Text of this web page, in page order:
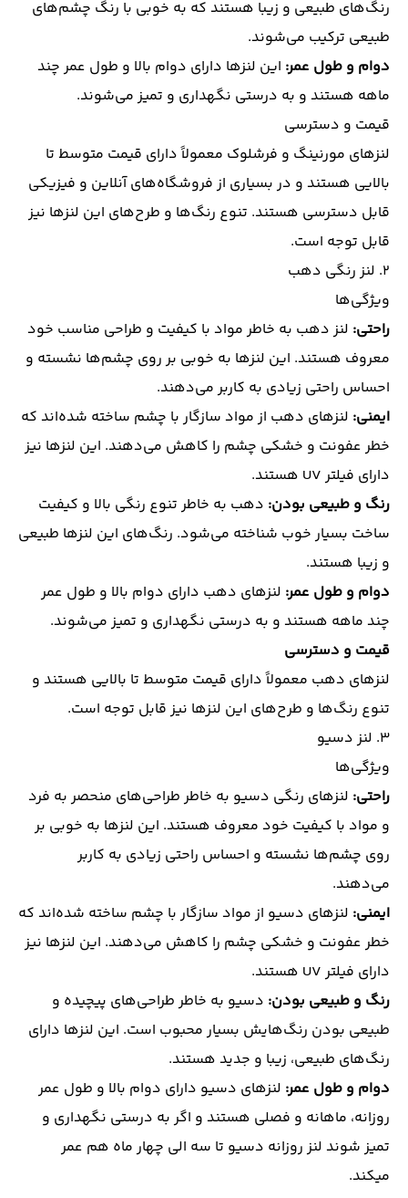
رنگ‌های طبیعی و زیبا هستند که به خوبی با رنگ چشم‌های
طبیعی ترکیب می‌شوند.
دوام و طول عمر: این لنزها دارای دوام بالا و طول عمر چند
ماهه هستند و به درستی نگهداری و تمیز می‌شوند.
قیمت و دسترسی
لنزهای مورنینگ و فرشلوک معمولاً دارای قیمت متوسط تا
بالایی هستند و در بسیاری از فروشگاه‌های آنلاین و فیزیکی
قابل دسترسی هستند. تنوع رنگ‌ها و طرح‌های این لنزها نیز
قابل توجه است.
۲. لنز رنگی دهب
ویژگی‌ها
راحتی: لنز دهب به خاطر مواد با کیفیت و طراحی مناسب خود
معروف هستند. این لنزها به خوبی بر روی چشم‌ها نشسته و
احساس راحتی زیادی به کاربر می‌دهند.
ایمنی: لنزهای دهب از مواد سازگار با چشم ساخته شده‌اند که
خطر عفونت و خشکی چشم را کاهش می‌دهند. این لنزها نیز
دارای فیلتر UV هستند.
رنگ و طبیعی بودن: دهب به خاطر تنوع رنگی بالا و کیفیت
ساخت بسیار خوب شناخته می‌شود. رنگ‌های این لنزها طبیعی
و زیبا هستند.
دوام و طول عمر: لنزهای دهب دارای دوام بالا و طول عمر
چند ماهه هستند و به درستی نگهداری و تمیز می‌شوند.
قیمت و دسترسی
لنزهای دهب معمولاً دارای قیمت متوسط تا بالایی هستند و
تنوع رنگ‌ها و طرح‌های این لنزها نیز قابل توجه است.
۳. لنز دسیو
ویژگی‌ها
راحتی: لنزهای رنگی دسیو به خاطر طراحی‌های منحصر به فرد
و مواد با کیفیت خود معروف هستند. این لنزها به خوبی بر
روی چشم‌ها نشسته و احساس راحتی زیادی به کاربر
می‌دهند.
ایمنی: لنزهای دسیو از مواد سازگار با چشم ساخته شده‌اند که
خطر عفونت و خشکی چشم را کاهش می‌دهند. این لنزها نیز
دارای فیلتر UV هستند.
رنگ و طبیعی بودن: دسیو به خاطر طراحی‌های پیچیده و
طبیعی بودن رنگ‌هایش بسیار محبوب است. این لنزها دارای
رنگ‌های طبیعی، زیبا و جدید هستند.
دوام و طول عمر: لنزهای دسیو دارای دوام بالا و طول عمر
روزانه، ماهانه و فصلی هستند و اگر به درستی نگهداری و
تمیز شوند لنز روزانه دسیو تا سه الی چهار ماه هم عمر
میکند.